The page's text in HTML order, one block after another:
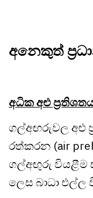
අනෙකුත්
අධික අළු
ගල්අඟරුවල අළු
රත්කරන (air
ගල්අඟුරු වියළීම
ලෙස බාධා එල්ල